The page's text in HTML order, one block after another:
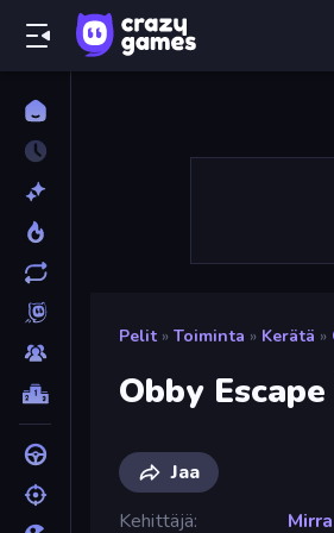
Pelit » Toiminta » Kerätä »
Obby
Jaa
Kehittäjä